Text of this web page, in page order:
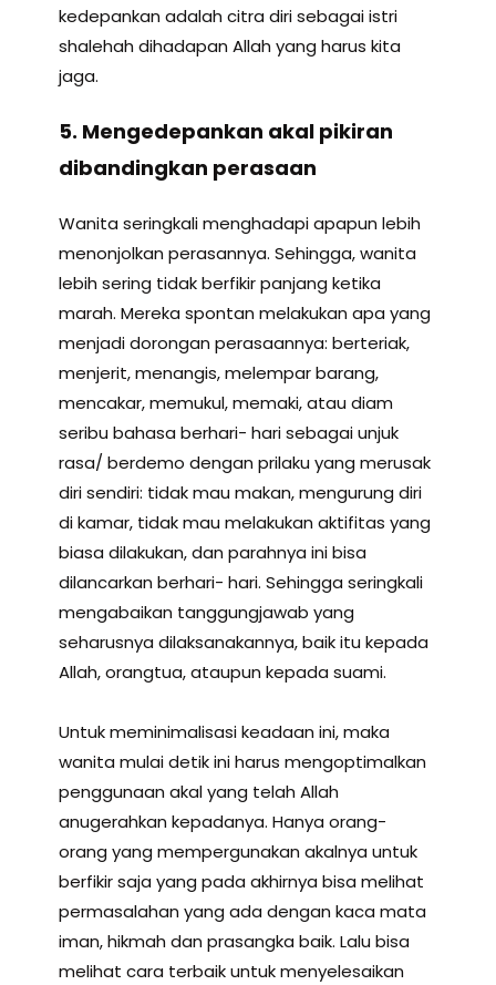
kedepankan adalah citra diri sebagai istri
shalehah dihadapan Allah yang harus kita
jaga.
5. Mengedepankan akal pikiran
dibandingkan perasaan
Wanita seringkali menghadapi apapun lebih
menonjolkan perasannya. Sehingga, wanita
lebih sering tidak berfikir panjang ketika
marah. Mereka spontan melakukan apa yang
menjadi dorongan perasaannya: berteriak,
menjerit, menangis, melempar barang,
mencakar, memukul, memaki, atau diam
seribu bahasa berhari- hari sebagai unjuk
rasa/ berdemo dengan prilaku yang merusak
diri sendiri: tidak mau makan, mengurung diri
di kamar, tidak mau melakukan aktifitas yang
biasa dilakukan, dan parahnya ini bisa
dilancarkan berhari- hari. Sehingga seringkali
mengabaikan tanggungjawab yang
seharusnya dilaksanakannya, baik itu kepada
Allah, orangtua, ataupun kepada suami.
Untuk meminimalisasi keadaan ini, maka
wanita mulai detik ini harus mengoptimalkan
penggunaan akal yang telah Allah
anugerahkan kepadanya. Hanya orang-
orang yang mempergunakan akalnya untuk
berfikir saja yang pada akhirnya bisa melihat
permasalahan yang ada dengan kaca mata
iman, hikmah dan prasangka baik. Lalu bisa
melihat cara terbaik untuk menyelesaikan